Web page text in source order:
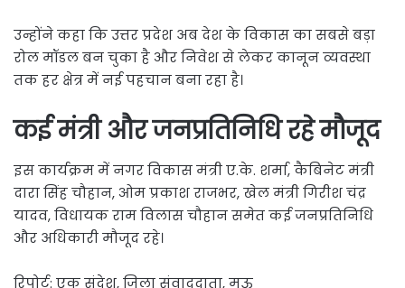
उन्होंने कहा कि उत्तर प्रदेश अब देश के विकास का सबसे बड़ा
रोल मॉडल बन चुका है और निवेश से लेकर कानून व्यवस्था
तक हर क्षेत्र में नई पहचान बना रहा है।
कई मंत्री और जनप्रतिनिधि रहे मौजूद
इस कार्यक्रम में नगर विकास मंत्री ए.के. शर्मा, कैबिनेट मंत्री
दारा सिंह चौहान, ओम प्रकाश राजभर, खेल मंत्री गिरीश चंद्र
यादव, विधायक राम विलास चौहान समेत कई जनप्रतिनिधि
और अधिकारी मौजूद रहे।
रिपोर्ट: एक संदेश, जिला संवाददाता, मऊ